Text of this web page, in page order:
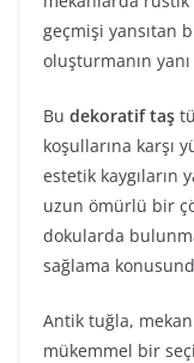
geçmişi yansıtan
oluşturmanın
Bu dekoratif taş
koşullarına karşı
estetik kaygıların
uzun ömürlü bir
dokularda
sağlama
Antik tuğla,
mükemmel bir